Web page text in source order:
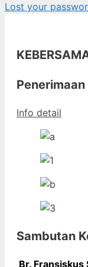
Lost your
Info detail
Sambutan
Br. Fransiskus